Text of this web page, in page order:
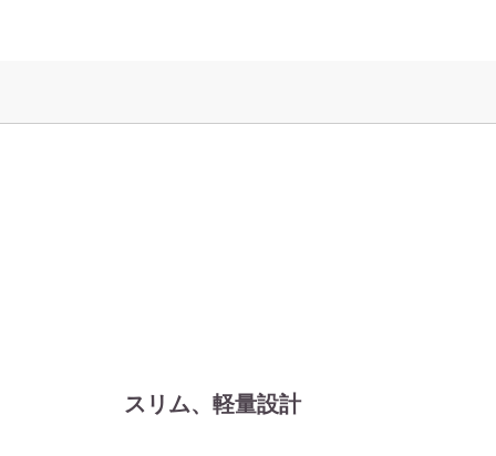
スリム、軽量設計